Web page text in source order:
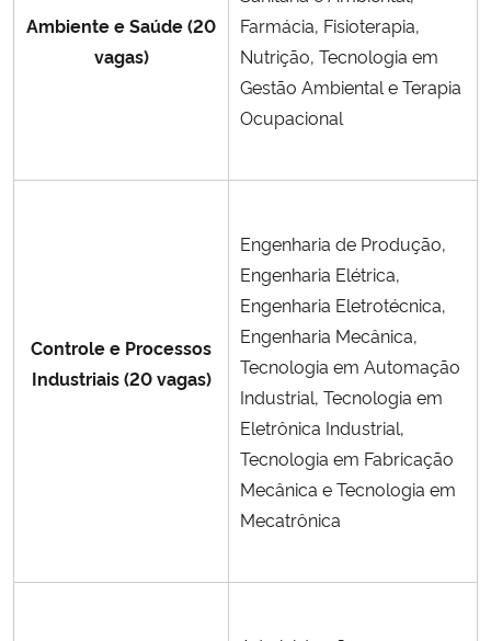
Ambiente e Saúde (20
vagas)
Farmácia, Fisioterapia,
Nutrição, Tecnologia em
Gestão Ambiental e Terapia
Ocupacional
Controle e Processos
Industriais (20 vagas)
Engenharia de Produção,
Engenharia Elétrica,
Engenharia Eletrotécnica,
Engenharia Mecânica,
Tecnologia em Automação
Industrial, Tecnologia em
Eletrônica Industrial,
Tecnologia em Fabricação
Mecânica e Tecnologia em
Mecatrônica